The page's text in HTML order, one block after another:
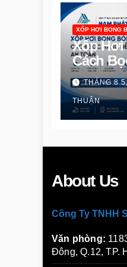
XỐP HƠI BONG
Xốp
Cách
Vỡ An
THÁNG 8
THUẬN
About Us
Công Ty TNHH
Văn phòng:
Đông, Q.12, TP.